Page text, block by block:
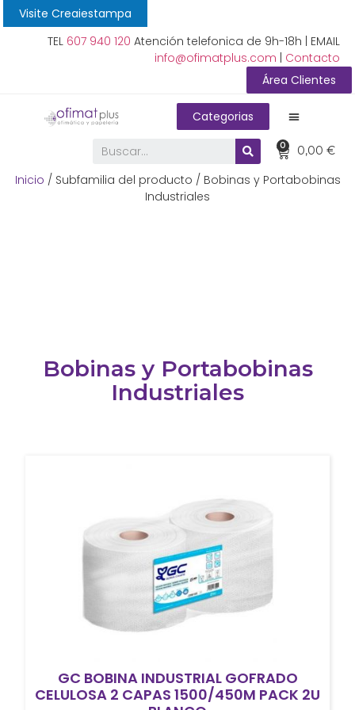
Visite Creaiestampa
TEL 607 940 120 Atención telefonica de 9h-18h | EMAIL
info@ofimatplus.com
Contacto
Área Clientes
Categorias
0,00€
0
Inicio / Subfamilia del producto / Bobinas y Portabobinas
Industriales
Bobinas y Portabobinas
Industriales
GC BOBINA INDUSTRIAL GOFRADO
CELULOSA 2 CAPAS 1500/450M PACK 2U